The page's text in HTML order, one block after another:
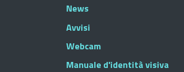
News
Avvisi
Webcam
Manuale d'identità visiva